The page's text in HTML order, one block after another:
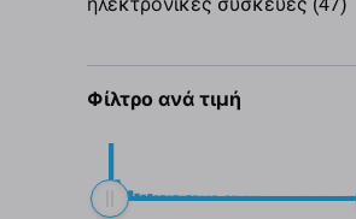
Φίλτρο ανά τιμή